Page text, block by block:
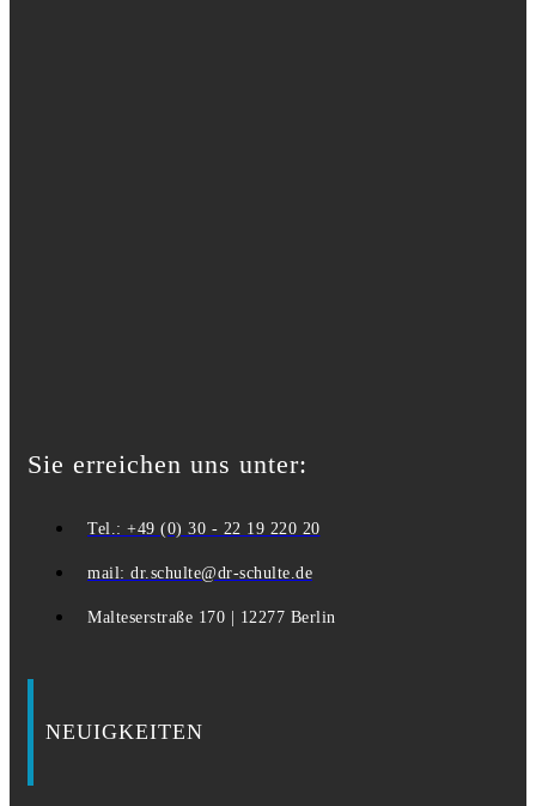
Sie erreichen uns unter:
Tel.: +49 (0) 30 - 22 19 220 20
mail: dr.schulte@dr-schulte.de
Malteserstraße 170 | 12277 Berlin
NEUIGKEITEN